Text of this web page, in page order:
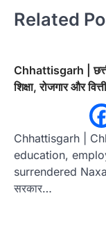
Related
Chhattisgarh |
शिक्षा, रोजगार और
Chhattisgarh |
education,
surrendered
सरकार…